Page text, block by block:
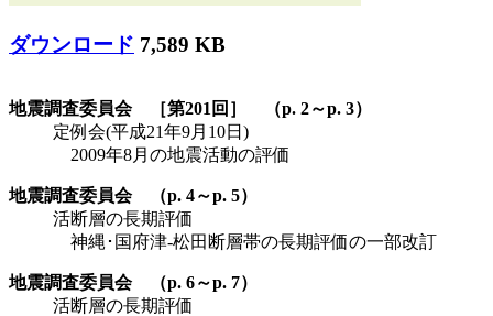
ダウンロード 7,589 KB
地震調査委員会 ［第201回］ （p. 2～p. 3）
定例会(平成21年9月10日)
2009年8月の地震活動の評価
地震調査委員会 （p. 4～p. 5）
活断層の長期評価
神縄･国府津-松田断層帯の長期評価の一部改訂
地震調査委員会 （p. 6～p. 7）
活断層の長期評価